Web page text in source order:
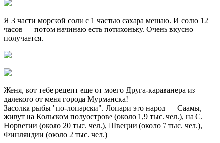
Я 3 части морской соли с 1 частью сахара мешаю. И солю 12
часов — потом начинаю есть потихоньку. Очень вкусно
получается.
Женя, вот тебе рецепт еще от моего Друга-караванера из
далекого от меня города Мурманска!
Засолка рыбы "по-лопарски". Лопари это народ — Саамы,
живут на Кольском полуострове (около 1,9 тыс. чел.), на С.
Норвегии (около 20 тыс. чел.), Швеции (около 7 тыс. чел.),
Финляндии (около 2 тыс. чел.)